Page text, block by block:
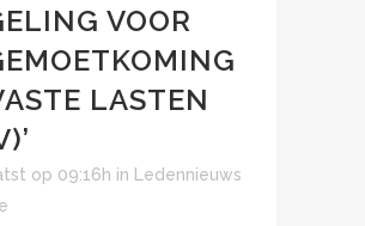
VOOR
LASTEN
op 09:16h in
Ledennieuws